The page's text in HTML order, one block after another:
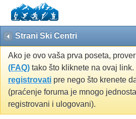
Strani Ski Centri
Ako je ovo vaša prva poseta,
(FAQ) tako što kliknete na ovaj
registrovati pre nego što krenete
(praćenje foruma je mnogo
registrovani i ulogovani).